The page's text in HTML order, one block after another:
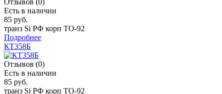
Есть в наличии
85 руб.
транз Si РФ корп TO-92
Подробнее
КТ358Б
Отзывов (0)
Есть в наличии
85 руб.
транз Si РФ корп TO-92